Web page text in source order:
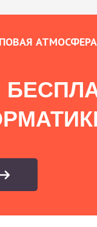
АТМОСФЕРА